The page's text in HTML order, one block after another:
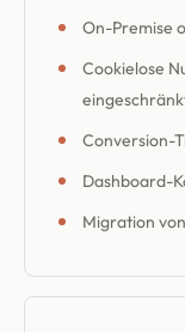
On-Premise
Cookielose
Conversion-
Dashboard-
Migration